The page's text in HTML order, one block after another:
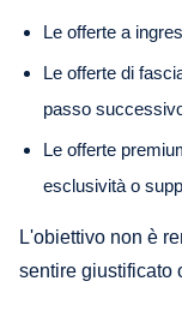
Le offerte a
Le offerte di
passo
Le offerte
esclusività o
L'obiettivo non è
sentire giustificato